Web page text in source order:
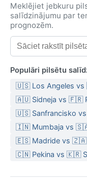
Meklējiet jebkuru
salīdzinājumu par
prognozēm.
Populāri pilsētu
🇺🇸 Los Angeles
🇦🇺 Sidneja vs 🇫🇷
🇺🇸 Sanfrancisko
🇮🇳 Mumbaja vs
🇪🇸 Madride vs 🇿🇦
🇨🇳 Pekina vs 🇰🇷